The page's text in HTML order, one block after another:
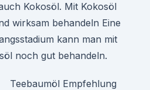
Kokosöl. Mit Kokosöl
wirksam behandeln Eine
kann man mit
noch gut behandeln.
Teebaumöl Empfehlung